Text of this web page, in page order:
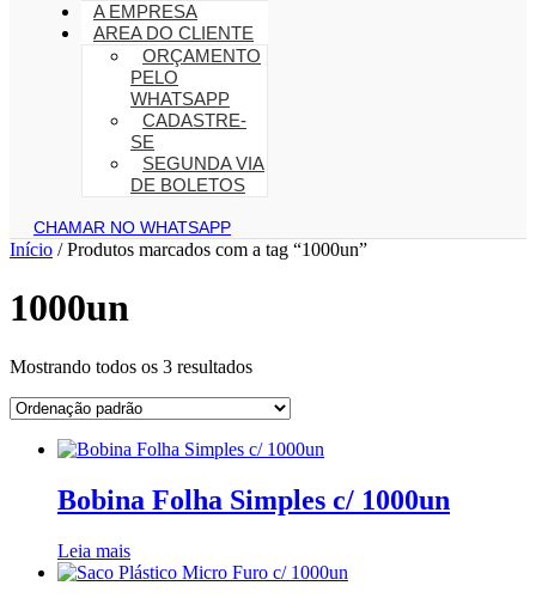
A EMPRESA
AREA DO CLIENTE
ORÇAMENTO
PELO
WHATSAPP
CADASTRE-
SE
SEGUNDA VIA
DE BOLETOS
CHAMAR NO WHATSAPP
Início / Produtos marcados com a tag “1000un”
1000un
Mostrando todos os 3 resultados
Bobina Folha Simples c/ 1000un
Leia mais